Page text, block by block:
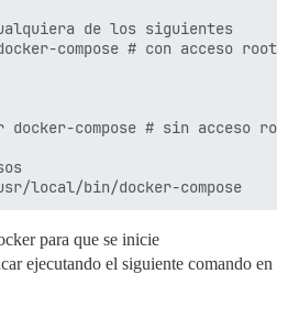
de los siguientes
compose # con acceso root
compose # sin acceso
para que se inicie
ejecutando el siguiente comando en